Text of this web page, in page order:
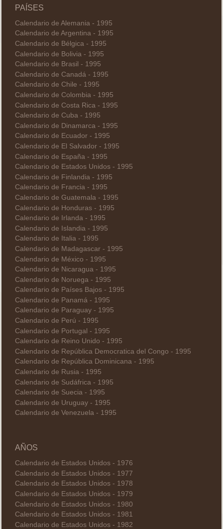
PAÍSES
Calendario de Alemania - 1995
Calendario de Argentina - 1995
Calendario de Bélgica - 1995
Calendario de Bolivia - 1995
Calendario de Brasil - 1995
Calendario de Canadá - 1995
Calendario de Chile - 1995
Calendario de Colombia - 1995
Calendario de Costa Rica - 1995
Calendario de Cuba - 1995
Calendario de Dinamarca - 1995
Calendario de Ecuador - 1995
Calendario de El Salvador - 1995
Calendario de España - 1995
Calendario de Estados Unidos - 1995
Calendario de Finlandia - 1995
Calendario de Francia - 1995
Calendario de Guatemala - 1995
Calendario de Honduras - 1995
Calendario de Irlanda - 1995
Calendario de Islandia - 1995
Calendario de Italia - 1995
Calendario de Madagascar - 1995
Calendario de México - 1995
Calendario de Nicaragua - 1995
Calendario de Noruega - 1995
Calendario de Países Bajos - 1995
Calendario de Panamá - 1995
Calendario de Paraguay - 1995
Calendario de Perú - 1995
Calendario de Portugal - 1995
Calendario de Reino Unido - 1995
Calendario de República Democratica del Congo - 1995
Calendario de República Dominicana - 1995
Calendario de Rusia - 1995
Calendario de Sudáfrica - 1995
Calendario de Suecia - 1995
Calendario de Uruguay - 1995
Calendario de Venezuela - 1995
AÑOS
Calendario de Estados Unidos - 1976
Calendario de Estados Unidos - 1977
Calendario de Estados Unidos - 1978
Calendario de Estados Unidos - 1979
Calendario de Estados Unidos - 1980
Calendario de Estados Unidos - 1981
Calendario de Estados Unidos - 1982